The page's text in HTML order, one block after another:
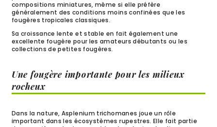
compositions miniatures, même si elle préfère
généralement des conditions moins confinées que les
fougères tropicales classiques.
Sa croissance lente et stable en fait également une
excellente fougère pour les amateurs débutants ou les
collections de petites fougères.
Une fougère importante pour les milieux
rocheux
Dans la nature, Asplenium trichomanes joue un rôle
important dans les écosystèmes rupestres. Elle fait partie